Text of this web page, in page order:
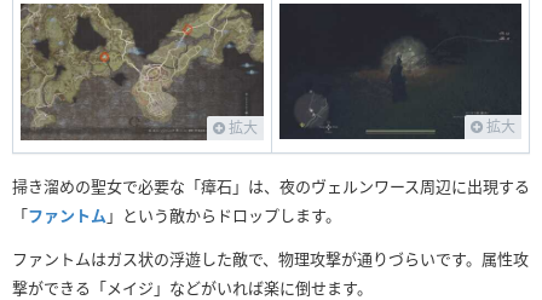
拡大 拡大
掃き溜めの聖女で必要な「瘴石」は、夜のヴェルンワース周辺に出現する
「ファントム 」という敵からドロップします。
ファントムはガス状の浮遊した敵で、物理攻撃が通りづらいです。属性攻
撃ができる「メイジ」などがいれば楽に倒せます。